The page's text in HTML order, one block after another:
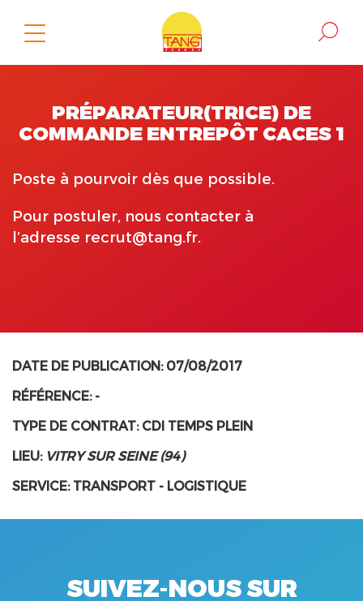
PRÉPARATEUR(TRICE) DE
COMMANDE ENTREPÔT CACES 1
Poste à pourvoir dès que possible.
Pour postuler, nous contacter à
l’adresse recrut@tang.fr.
DATE DE PUBLICATION: 07/08/2017
RÉFÉRENCE: -
TYPE DE CONTRAT: CDI TEMPS PLEIN
LIEU: VITRY SUR SEINE (94)
SERVICE: TRANSPORT - LOGISTIQUE
SUIVEZ-NOUS SUR